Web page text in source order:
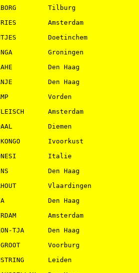
Tilburg
Amsterdam
Doetinchem
Groningen
Den Haag
Den Haag
Vorden
Amsterdam
Diemen
Ivoorkust
Italie
Den Haag
Vlaardingen
Den Haag
Amsterdam
TJA      Den Haag
Voorburg
Leiden